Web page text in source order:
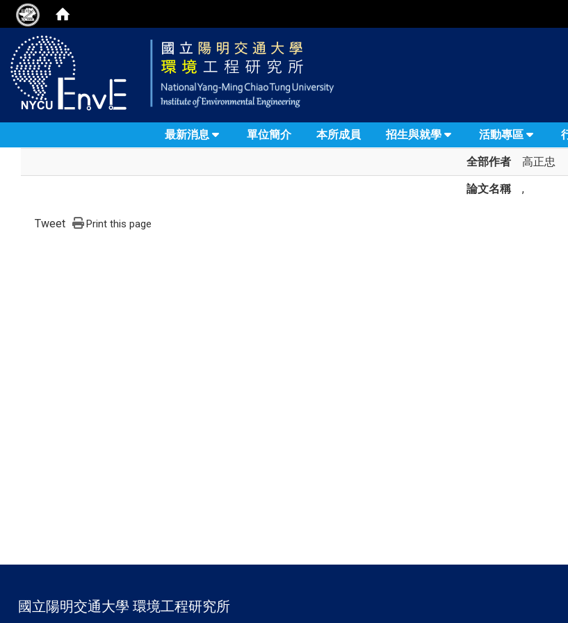
最新消息 單位簡介 本所成員 招生與就學 活動專區
全部作者 高正忠
論文名稱 ,
Tweet Print this page
國立陽明交通大學 環境工程研究所